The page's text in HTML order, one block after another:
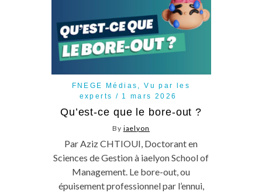
FNEGE Médias ,Vu par les
experts
1 mars 2026
Qu’est-ce que le bore-out ?
By iaelyon
Par Aziz CHTIOUI, Doctorant en
Sciences de Gestion à iaelyon School of
Management. Le bore-out, ou
épuisement professionnel par l’ennui,